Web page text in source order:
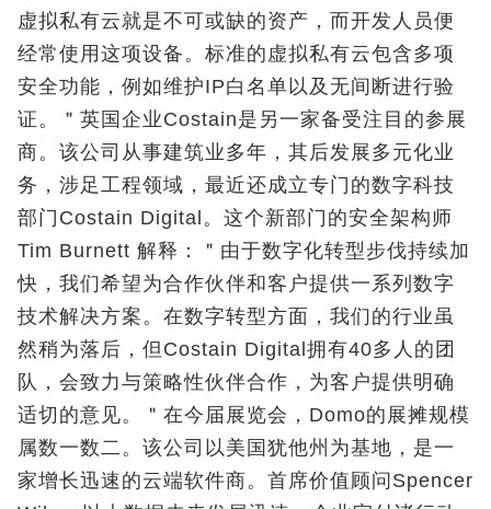
虚拟私有云就是不可或缺的资产，而开发人员便
经常使用这项设备。标准的虚拟私有云包含多项
安全功能，例如维护IP白名单以及无间断进行验
证。＂英国企业Costain是另一家备受注目的参展
商。该公司从事建筑业多年，其后发展多元化业
务，涉足工程领域，最近还成立专门的数字科技
部门Costain Digital。这个新部门的安全架构师
Tim Burnett 解释：＂由于数字化转型步伐持续加
快，我们希望为合作伙伴和客户提供一系列数字
技术解决方案。在数字转型方面，我们的行业虽
然稍为落后，但Costain Digital拥有40多人的团
队，会致力与策略性伙伴合作，为客户提供明确
适切的意见。＂在今届展览会，Domo的展摊规模
属数一数二。该公司以美国犹他州为基地，是一
家增长迅速的云端软件商。首席价值顾问Spencer